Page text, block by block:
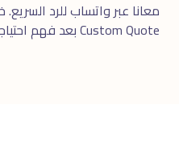
معانا عبر واتساب
Custom Quote بعد فهم احتياجاتك.